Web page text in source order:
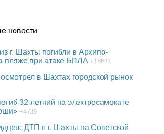
новости
г. Шахты погибли в Архипо-
пляже при атаке БПЛА +18841
осмотрел в Шахтах городской рынок
32-летний на электросамокате
+4739
ДТП в г. Шахты на Советской